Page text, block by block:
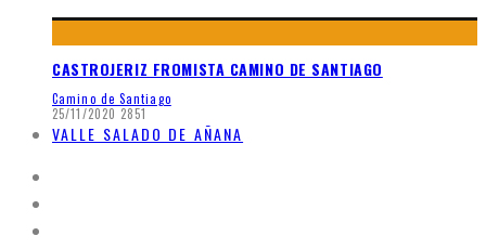
CASTROJERIZ FROMISTA CAMINO DE SANTIAGO
Camino de Santiago
25/11/2020 2851
VALLE SALADO DE AÑANA